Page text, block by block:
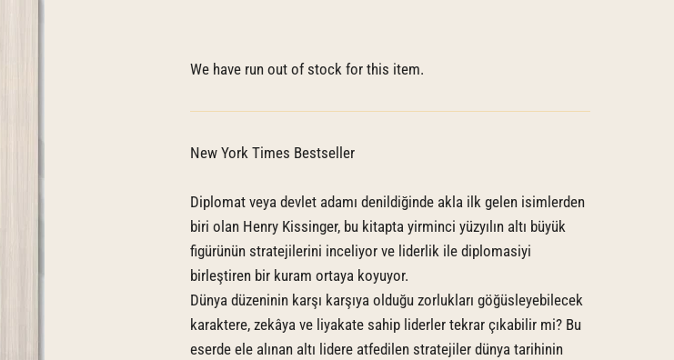
We have run out of stock for this item.
New York Times Bestseller
Diplomat veya devlet adamı denildiğinde akla ilk gelen isimlerden
biri olan Henry Kissinger, bu kitapta yirminci yüzyılın altı büyük
figürünün stratejilerini inceliyor ve liderlik ile diplomasiyi
birleştiren bir kuram ortaya koyuyor.
Dünya düzeninin karşı karşıya olduğu zorlukları göğüsleyebilecek
karaktere, zekâya ve liyakate sahip liderler tekrar çıkabilir mi? Bu
eserde ele alınan altı lidere atfedilen stratejiler dünya tarihinin